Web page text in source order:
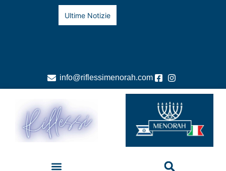
Ultime Notizie
info@riflessimenorah.com